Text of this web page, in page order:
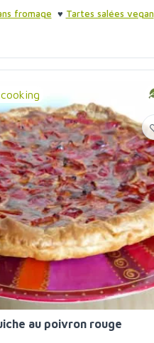
fromage ♥ Tartes salées vegan
au poivron rouge